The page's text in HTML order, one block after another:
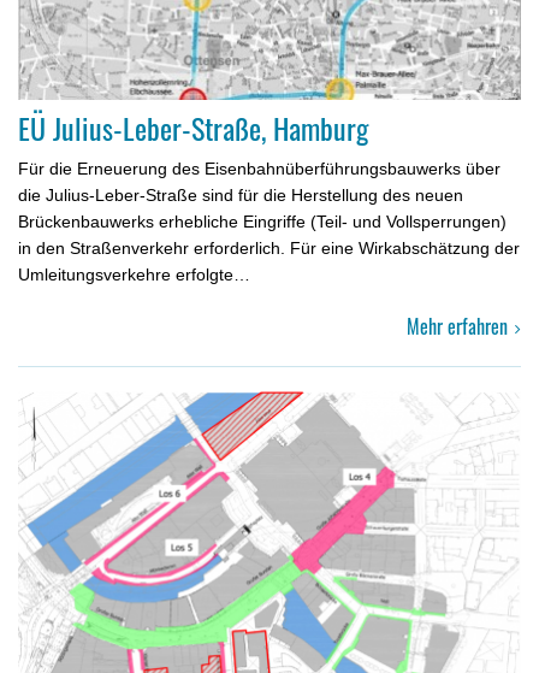
EÜ Julius-Leber-Straße, Hamburg
Für die Erneuerung des Eisenbahnüberführungsbauwerks über
die Julius-Leber-Straße sind für die Herstellung des neuen
Brücken­bau­werks erhebliche Eingriffe (Teil- und Vollsperrungen)
in den Stra­ßen­verkehr erforderlich. Für eine Wirkabschätzung der
Umleitungs­verkehre erfolgte…
Mehr erfahren